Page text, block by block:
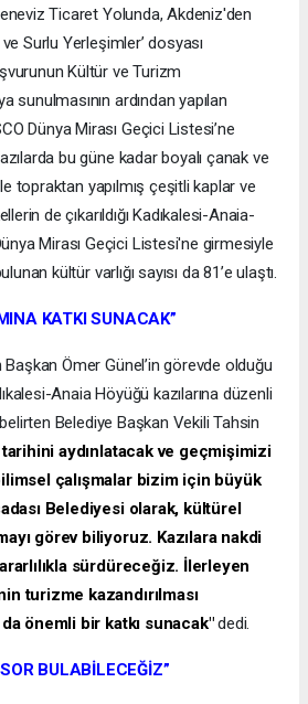
Ticaret Yolunda, Akdeniz'den
Surlu Yerleşimler’ dosyası
Kültür ve Turizm
sunulmasının ardından yapılan
Dünya Mirası Geçici Listesi’ne
bu güne kadar boyalı çanak ve
topraktan yapılmış çeşitli kaplar ve
de çıkarıldığı Kadıkalesi-Anaia-
Mirası Geçici Listesi'ne girmesiyle
kültür varlığı sayısı da 81’e ulaştı.
KATKI SUNACAK”
Başkan Ömer Günel’in görevde olduğu
Anaia Höyüğü kazılarına düzenli
Belediye Başkan Vekili Tahsin
aydınlatacak ve geçmişimizi
çalışmalar bizim için büyük
Belediyesi olarak, kültürel
görev biliyoruz. Kazılara nakdi
sürdüreceğiz. İlerleyen
turizme kazandırılması
da önemli bir katkı sunacak"dedi.
BULABİLECEĞİZ”